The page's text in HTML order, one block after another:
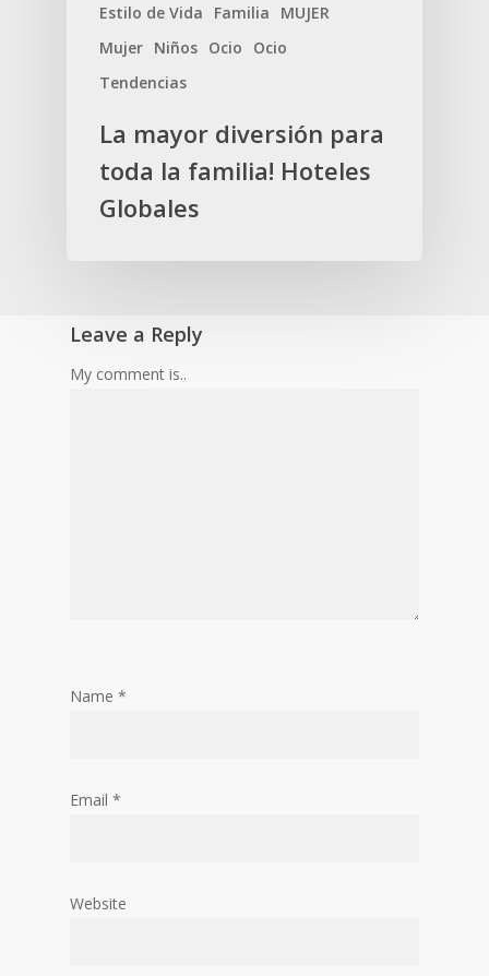
Estilo de Vida Familia
MUJER
Mujer Niños Ocio
Ocio
Tendencias
La mayor diversión para
toda la familia! Hoteles
Globales
Leave a Reply
My comment is..
Name *
Email *
Website